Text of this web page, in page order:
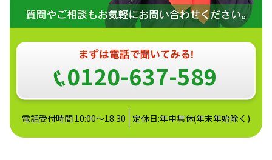
0120-637-589
電話受付時間 10:00～18:30 定休日:年中無休(年末年始除く)